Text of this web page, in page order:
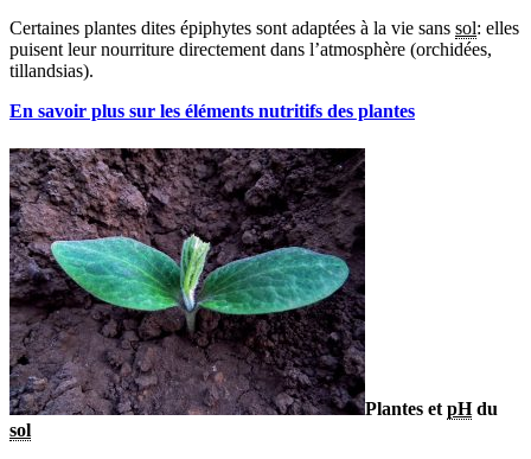
Certaines plantes dites épiphytes sont adaptées à la vie sans sol: elles
puisent leur nourriture directement dans l’atmosphère (orchidées,
tillandsias).
En savoir plus sur les éléments nutritifs des plantes
Plantes et pHdu
sol